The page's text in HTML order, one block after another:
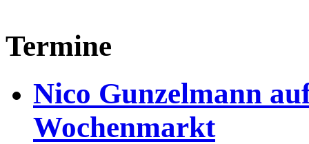
Termine
Nico Gunzelmann
Wochenmarkt